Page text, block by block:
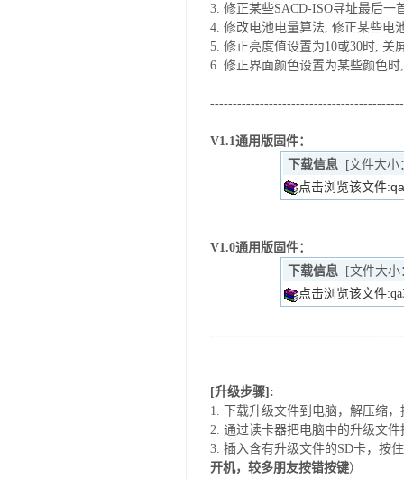
3. 修正某些SACD-ISO寻址最后一
4. 修改电池电量算法, 修正某些电
5. 修正亮度值设置为10或30时, 关
6. 修正界面颜色设置为某些颜色
V1.1通用版固件：
下载信息 [文件大小
点击浏览该文件
V1.0通用版固件：
下载信息[文件大小
点击浏览该文件
[升级步骤]:
1. 下载升级文件到电脑，解压缩
2. 通过读卡器把电脑中的升级文
3. 插入含有升级文件的SD卡， 按
开机，较多朋友按错按键）